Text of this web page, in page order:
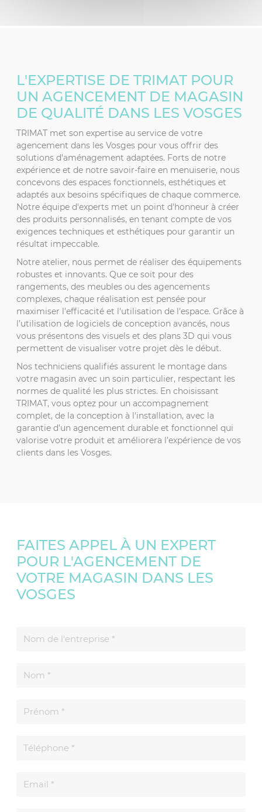
L'EXPERTISE DE TRIMAT POUR
UN AGENCEMENT DE MAGASIN
DE QUALITÉ DANS LES VOSGES
TRIMAT met son expertise au service de votre
agencement dans les Vosges pour vous offrir des
solutions d'aménagement adaptées. Forts de notre
expérience et de notre savoir-faire en menuiserie, nous
concevons des espaces fonctionnels, esthétiques et
adaptés aux besoins spécifiques de chaque commerce.
Notre équipe d'experts met un point d'honneur à créer
des produits personnalisés, en tenant compte de vos
exigences techniques et esthétiques pour garantir un
résultat impeccable.
Notre atelier, nous permet de réaliser des équipements
robustes et innovants. Que ce soit pour des
rangements, des meubles ou des agencements
complexes, chaque réalisation est pensée pour
maximiser l'efficacité et l'utilisation de l'espace. Grâce à
l’utilisation de logiciels de conception avancés, nous
vous présentons des visuels et des plans 3D qui vous
permettent de visualiser votre projet dès le début.
Nos techniciens qualifiés assurent le montage dans
votre magasin avec un soin particulier, respectant les
normes de qualité les plus strictes. En choisissant
TRIMAT, vous optez pour un accompagnement
complet, de la conception à l'installation, avec la
garantie d’un agencement durable et fonctionnel qui
valorise votre produit et améliorera l’expérience de vos
clients dans les Vosges.
FAITES APPEL À UN EXPERT
POUR L'AGENCEMENT DE
VOTRE MAGASIN DANS LES
VOSGES